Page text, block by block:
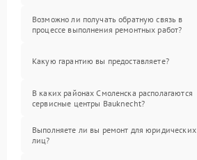
Возможно ли получать обратную связь в
процессе выполнения ремонтных работ?
Какую гарантию вы предоставляете?
В каких районах Смоленска располагаются
сервисные центры Bauknecht?
Выполняете ли вы ремонт для юридических
лиц?